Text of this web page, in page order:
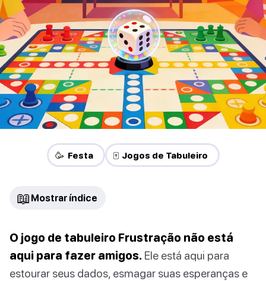
🥳 Festa 🀄 Jogos de Tabuleiro
📖 Mostrar índice
O jogo de tabuleiro Frustração não está
aqui para fazer amigos. Ele está aqui para
estourar seus dados, esmagar suas esperanças e